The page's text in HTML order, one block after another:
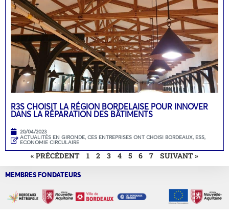
R3S CHOISIT LA RÉGION BORDELAISE POUR INNOVER
DANS LA RÉPARATION DES BÂTIMENTS
20/04/2023
ACTUALITÉS EN GIRONDE, CES ENTREPRISES ONT CHOISI BORDEAUX, ESS,
ECONOMIE CIRCULAIRE
« PRÉCÉDENT 1 2 3 4 5 6 7 SUIVANT »
MEMBRES FONDATEURS